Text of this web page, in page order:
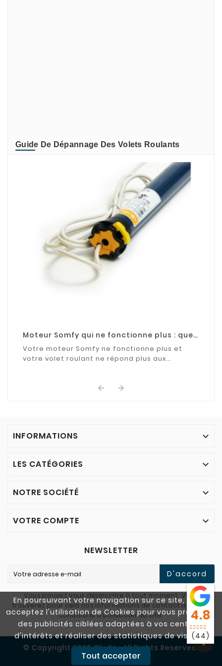
En poursuivant votre navigation sur ce site, vous
acceptez l'utilisation de Cookies pour vous proposer
des publicités ciblées adaptées à vos centres
d'intérêts et réaliser des statistiques de visites.
Tout accepter
Guide De Dépannage Des Volets Roulants
Moteur Somfy qui ne fonctionne plus : que
Votre moteur Somfy ne fonctionne plus et
votre volet roulant ne répond plus aux
 
INFORMATIONS 
LES CATÉGORIES 
NOTRE SOCIÉTÉ 
VOTRE COMPTE 
NEWSLETTER
D'accord
Vous pouvez vous désinscrire à tout moment. Vous
trouverez pour cela nos informations de contact dans les
conditions d'utilisation du site.
© Copyright 2026 Cludo . All Rights Reserved.
4.8
(44)